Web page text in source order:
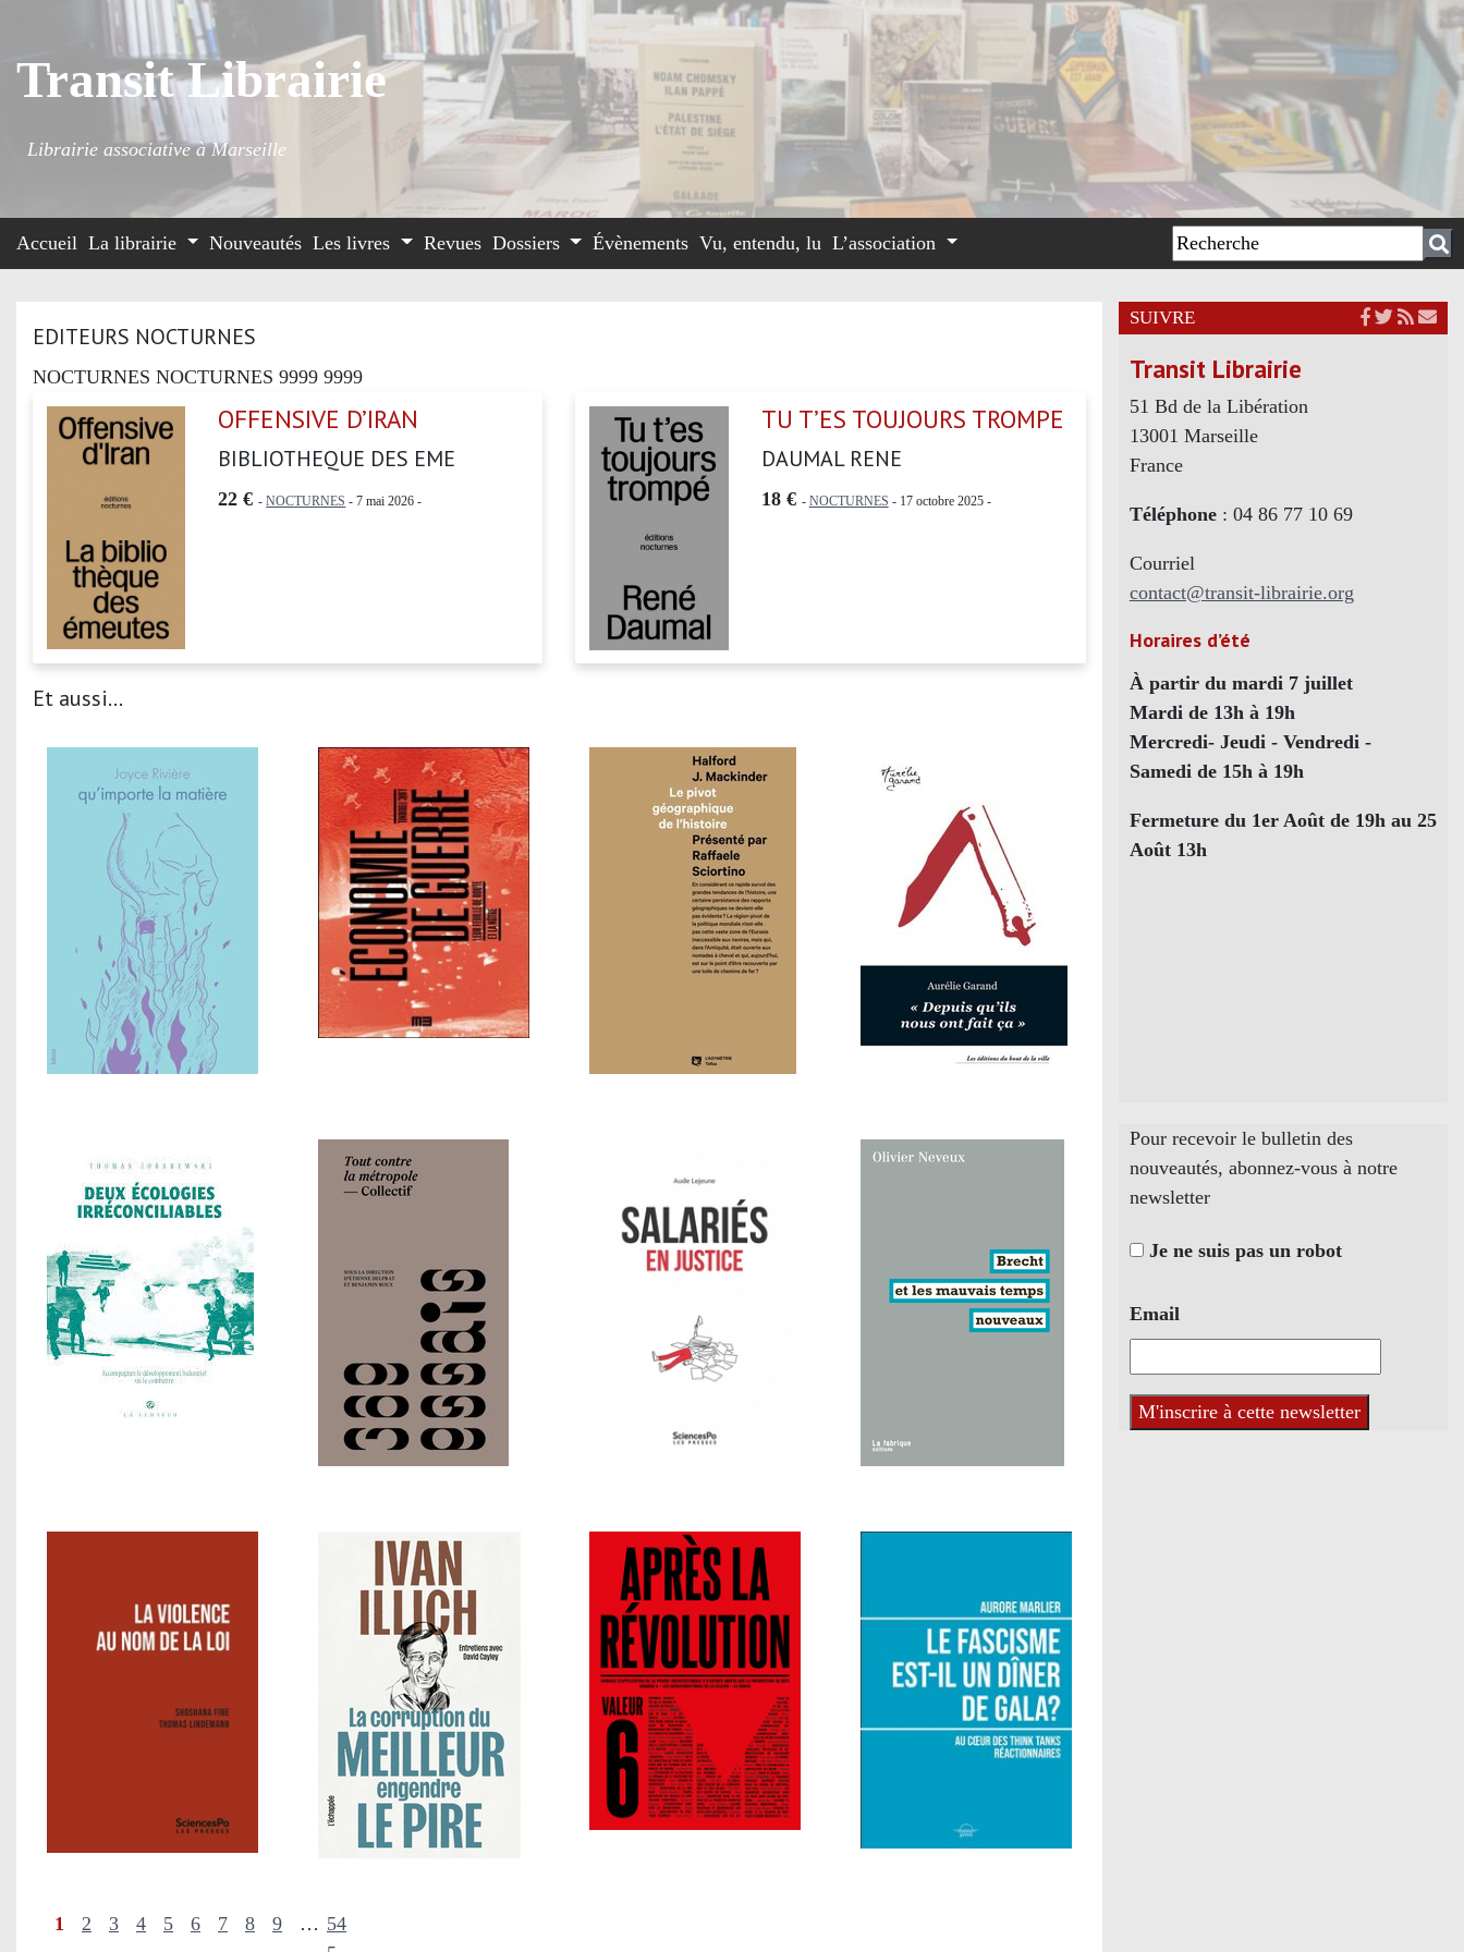
Transit Librairie
Librairie associative à Marseille
Accueil La librairie Nouveautés Les livres Revues Dossiers Évènements Vu, entendu, lu L’association
EDITEURS NOCTURNES
NOCTURNES NOCTURNES 9999 9999
OFFENSIVE D’IRAN
BIBLIOTHEQUE DES EME
22 € -NOCTURNES - 7 mai 2026 -
TU T’ES TOUJOURS TROMPE
DAUMAL RENE
18 € - NOCTURNES - 17 octobre 2025 -
Et aussi...
1 2 3 4 5 6 7 8 9 … 54
SUIVRE
Transit Librairie
51 Bd de la Libération
13001 Marseille
France
Téléphone: 04 86 77 10 69
Courriel
contact@transit-librairie.org
Horaires d’été
À partir du mardi 7 juillet
Mardi de 13h à 19h
Mercredi- Jeudi - Vendredi -
Samedi de 15h à 19h
Fermeture du 1er Août de 19h au 25
Août 13h
Pour recevoir le bulletin des
nouveautés, abonnez-vous à notre
newsletter
Je ne suis pas un robot
Email